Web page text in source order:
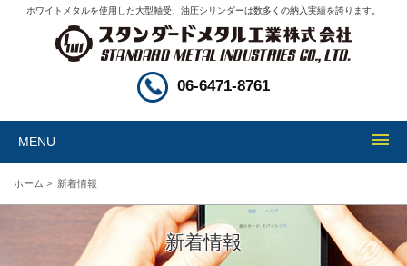
ホワイトメタルを使用した大型軸受、油圧シリンダーは数多くの納入実績を誇ります。
06-6471-8761
MENU
ホーム > 新着情報
新着情報